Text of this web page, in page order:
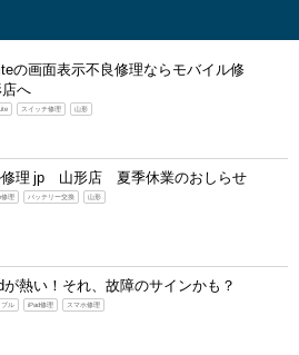
の画面表示不良修理ならモバイル修
へ
スイッチ修理 山形
修理 jp 山形店 夏季休業のおしらせ
修理 バッテリー交換 山形
が熱い！それ、故障のサインかも？
ブル iPad修理 スマホ修理